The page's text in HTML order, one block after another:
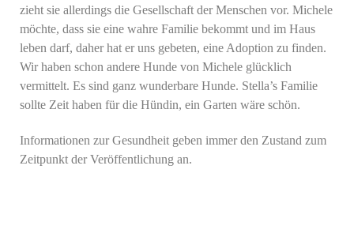
zieht sie allerdings die Gesellschaft der Menschen vor. Michele
möchte, dass sie eine wahre Familie bekommt und im Haus
leben darf, daher hat er uns gebeten, eine Adoption zu finden.
Wir haben schon andere Hunde von Michele glücklich
vermittelt. Es sind ganz wunderbare Hunde. Stella’s Familie
sollte Zeit haben für die Hündin, ein Garten wäre schön.
Informationen zur Gesundheit geben immer den Zustand zum
Zeitpunkt der Veröffentlichung an.